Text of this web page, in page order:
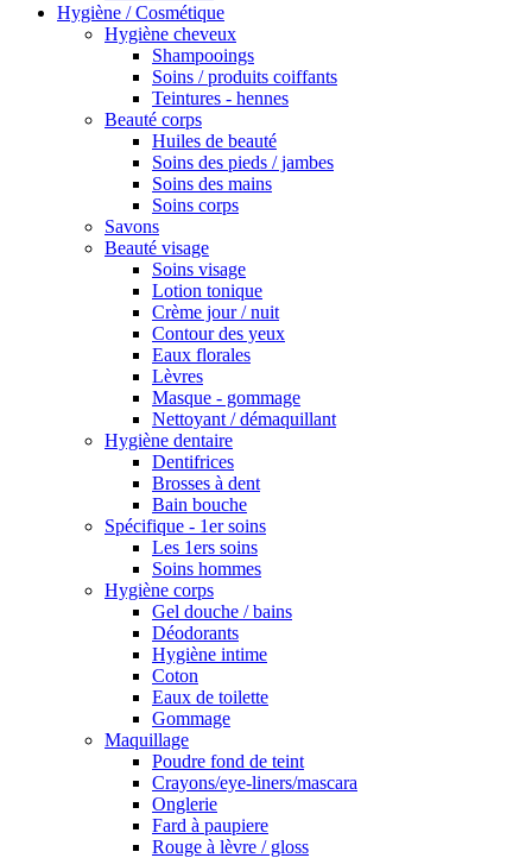
Hygiène / Cosmétique
Hygiène cheveux
Shampooings
Soins / produits coiffants
Teintures - hennes
Beauté corps
Huiles de beauté
Soins des pieds / jambes
Soins des mains
Soins corps
Savons
Beauté visage
Soins visage
Lotion tonique
Crème jour / nuit
Contour des yeux
Eaux florales
Lèvres
Masque - gommage
Nettoyant / démaquillant
Hygiène dentaire
Dentifrices
Brosses à dent
Bain bouche
Spécifique - 1er soins
Les 1ers soins
Soins hommes
Hygiène corps
Gel douche / bains
Déodorants
Hygiène intime
Coton
Eaux de toilette
Gommage
Maquillage
Poudre fond de teint
Crayons/eye-liners/mascara
Onglerie
Fard à paupiere
Rouge à lèvre / gloss